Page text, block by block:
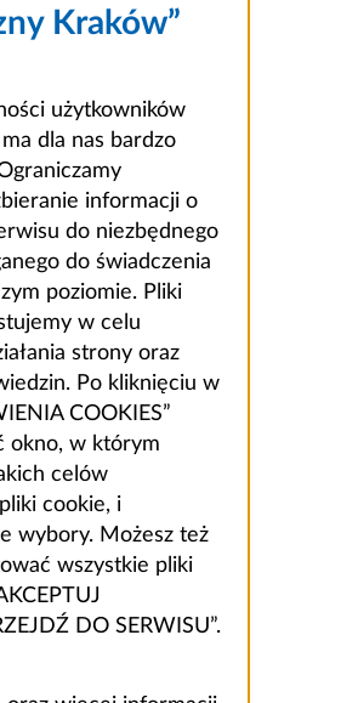
Kraków”
użytkowników
dla nas bardzo
informacji o
do niezbędnego
do świadczenia
poziomie. Pliki
w celu
strony oraz
Po kliknięciu w
COOKIES”
okno, w którym
celów
cookie, i
wybory. Możesz też
wszystkie pliki
DO SERWISU”.